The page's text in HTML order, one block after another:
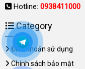
Hotline: 0938411000
Category
Điều khoản sử dụng
Chính sách bảo mật